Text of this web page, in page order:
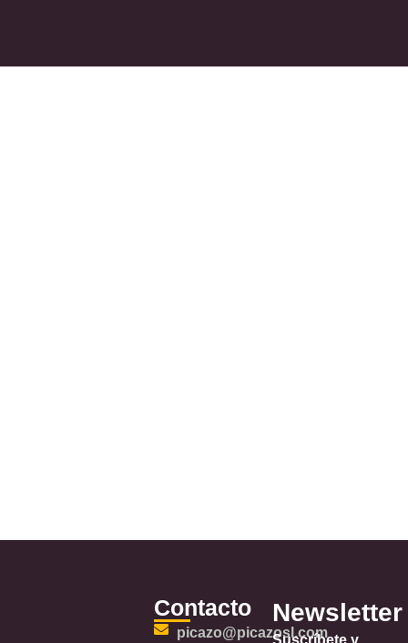
Contacto
picazo@picazosl.com
Newsletter
Suscríbete y